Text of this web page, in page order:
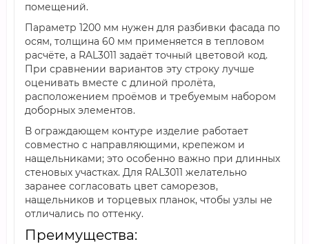
помещений.
Параметр 1200 мм нужен для разбивки фасада по
осям, толщина 60 мм применяется в тепловом
расчёте, а RAL3011 задаёт точный цветовой код.
При сравнении вариантов эту строку лучше
оценивать вместе с длиной пролёта,
расположением проёмов и требуемым набором
доборных элементов.
В ограждающем контуре изделие работает
совместно с направляющими, крепежом и
нащельниками; это особенно важно при длинных
стеновых участках. Для RAL3011 желательно
заранее согласовать цвет саморезов,
нащельников и торцевых планок, чтобы узлы не
отличались по оттенку.
Преимущества: